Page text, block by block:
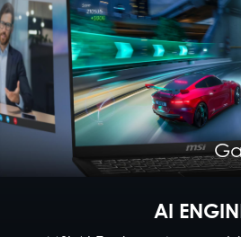
Creare de
AI